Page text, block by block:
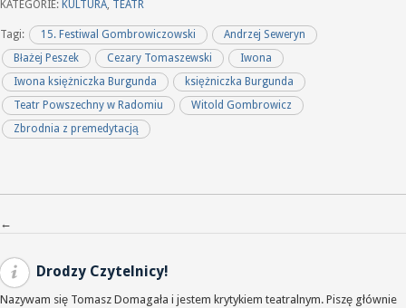
KATEGORIE: KULTURA, TEATR
Tagi: 15. Festiwal Gombrowiczowski
Andrzej Seweryn
Błażej Peszek
Cezary Tomaszewski
Iwona
Iwona księżniczka Burgunda
księżniczka Burgunda
Teatr Powszechny w Radomiu
Witold Gombrowicz
Zbrodnia z premedytacją
Nawigacja po wpisach
←
Drodzy Czytelnicy!
Nazywam się Tomasz Domagała i jestem krytykiem teatralnym. Piszę głównie